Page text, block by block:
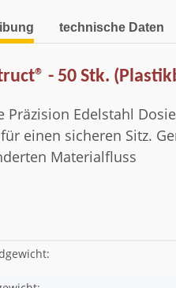
anzeigen
technische Daten
- 50 Stk.
Präzision Edelstahl
einen sicheren Sitz.
Materialfluss